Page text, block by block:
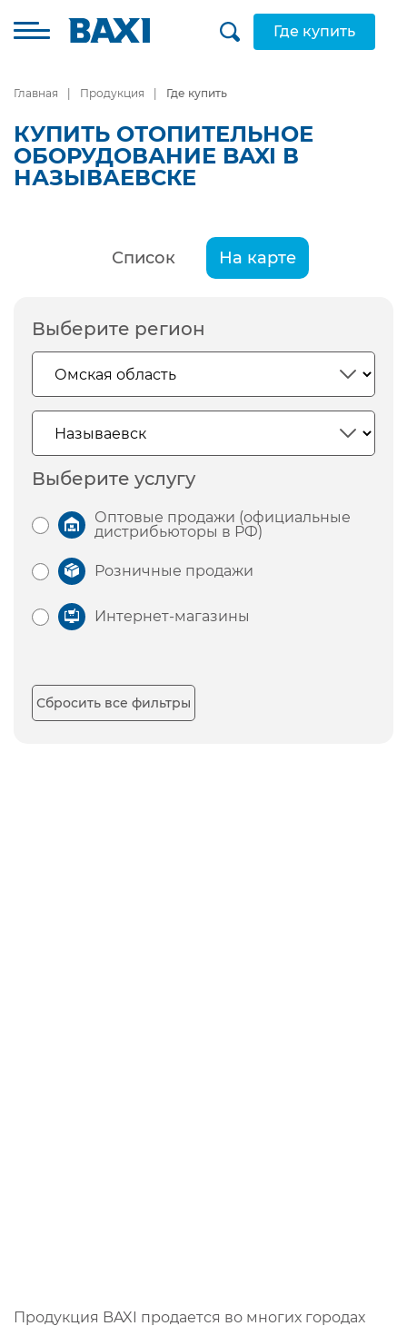
Где купить
Главная Продукция Где купить
КУПИТЬ ОТОПИТЕЛЬНОЕ
ОБОРУДОВАНИЕ BAXI В
НАЗЫВАЕВСКЕ
Список На карте
Выберите регион
Выберите услугу
Оптовые продажи (официальные
дистрибьюторы в РФ)
Розничные продажи
Интернет-магазины
Сбросить все фильтры
Продукция BAXI продается во многих городах